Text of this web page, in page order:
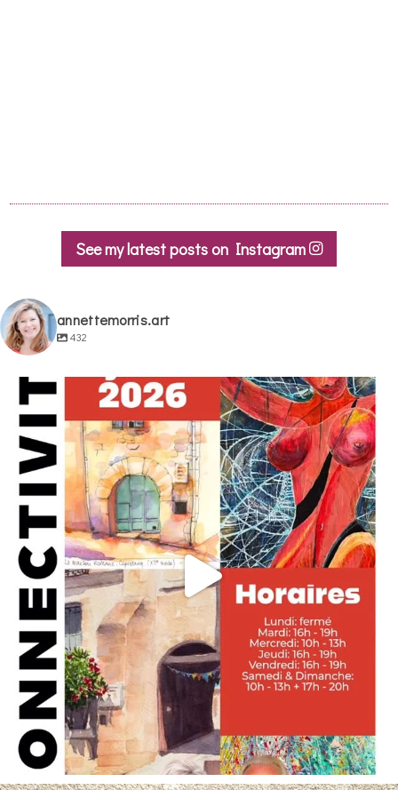
See my latest posts on Instagram
annettemorris.art
432
annettemorris.art
May 29